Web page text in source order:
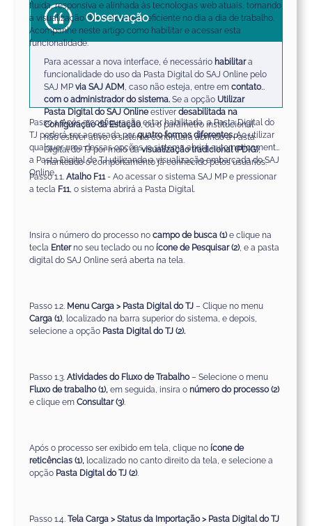
fluida, responsiva e alinhada às tecnologias web atuais, tornando
a visualização dos autos mais eficiente no dia a dia de trabalho.
Acompanhe neste artigo como habilitar e acessar esta
funcionalidade.
Observação
Para acessar a nova interface, é necessário habilitara
funcionalidade do uso da Pasta Digital do SAJ Online pelo
SAJ MPvia SAJ ADM , caso não esteja, entre emcontato
com o administrador do sistema.Se a opção Utilizar
Pasta Digital do SAJ Onlineestiverdesabilitada na
Configuração da Estação, ou o parâmetro institucional
não estiver ativo, o sistema continuará abrindo a Pasta
Digital do TJ por meio davisualização tradicional (PDIG),
mantendo o comportamento já conhecido pelos usuários.
Passo 1. Após a configuração estar habilitada, a Pasta Digital do
TJ poderá ser acessada porquatro formas diferentes.Ao utilizar
qualquer uma dessas opções, o sistema abrirá automaticamente
a Pasta Digital do TJ utilizando a visualização embarcada do SAJ
Online.
Passo 1.1.Atalho F11- Ao acessar o sistema SAJ MP e pressionar
a tecla F11, o sistema abrirá a Pasta Digital.
Insira o número do processo nocampo de busca (1)e clique na
tecla Enterno seu teclado ou no ícone de Pesquisar (2), e a pasta
digital do SAJ Online será aberta na tela.
Passo 1.2. Menu Carga > Pasta Digital do TJ– Clique no menu
Carga (1), localizado na barra superior do sistema, e depois,
selecione a opção Pasta Digital do TJ (2).
Passo 1.3.Atividades do Fluxo de Trabalho– Selecione o menu
Fluxo de trabalho (1), em seguida, insira o número do processo (2)
e clique emConsultar (3).
Após o processo ser exibido em tela, clique no ícone de
reticências (1), localizado no canto direito da tela, e selecione a
opção Pasta Digital do TJ (2).
Passo 1.4. Tela Carga > Status da Importação > Pasta Digital do TJ